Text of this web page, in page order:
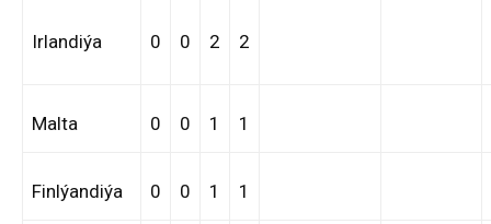
Irlandiýa 0 0 2 2
Malta 0 0 1 1
Finlýandiýa 0 0 1 1